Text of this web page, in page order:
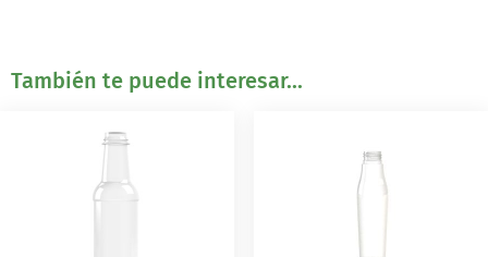
También te puede interesar...